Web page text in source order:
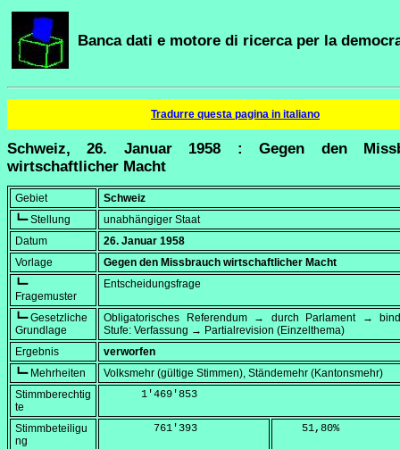
Banca dati e motore di ricerca per la
Tradurre questa pagina in italiano
Schweiz, 26. Januar 1958 : Gegen den
wirtschaftlicher Macht
Gebiet
Schweiz
┗━ Stellung
unabhängiger Staat
Datum
26. Januar 1958
Vorlage
Gegen den Missbrauch wirtschaftlicher Macht
┗━
Fragemuster
Entscheidungsfrage
┗━ Gesetzliche
Grundlage
Obligatorisches Referendum → durch Parlament →
Stufe: Verfassung → Partialrevision (Einzelthema)
Ergebnis
verworfen
┗━ Mehrheiten
Volksmehr (gültige Stimmen), Ständemehr (Kantonsmehr)
Stimmberechtig
te
      1'469'853
Stimmbeteiligu
ng
        761'393
    51,80
%